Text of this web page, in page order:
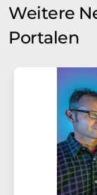
Weitere
Portalen